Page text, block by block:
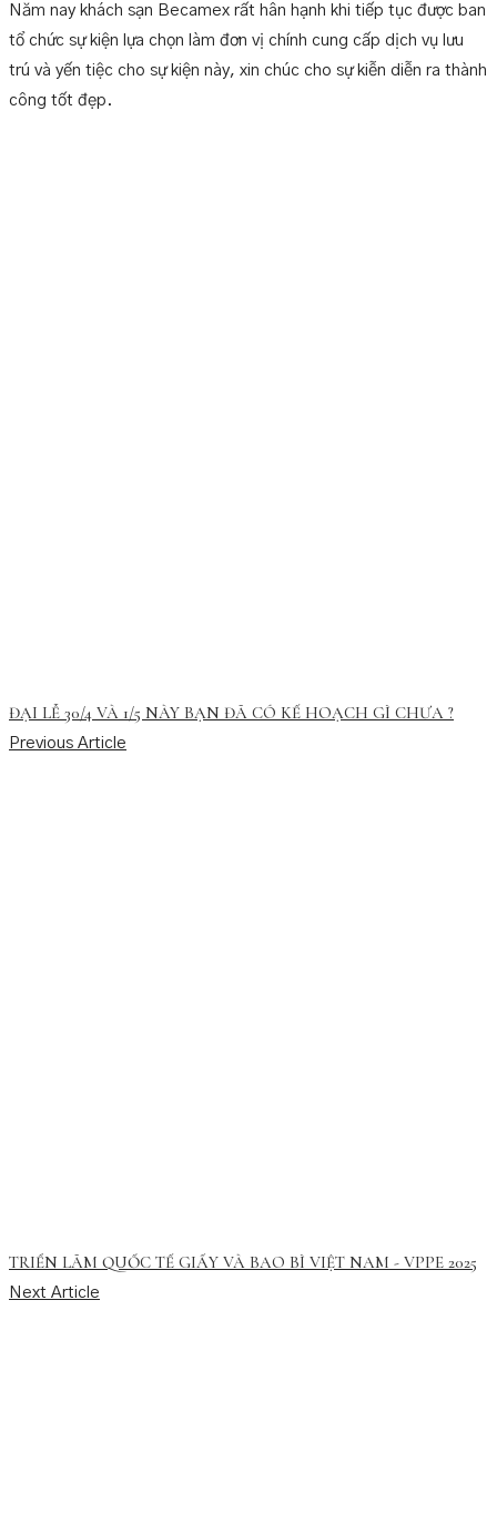
Năm nay khách sạn Becamex rất hân hạnh khi tiếp tục được ban
tổ chức sự kiện lựa chọn làm đơn vị chính cung cấp dịch vụ lưu
trú và yến tiệc cho sự kiện này, xin chúc cho sự kiễn diễn ra thành
công tốt đẹp.
ĐẠI LỄ 30/4 VÀ 1/5 NÀY BẠN ĐÃ CÓ KẾ HOẠCH GÌ CHƯA ?
Previous Article
TRIỂN LÃM QUỐC TẾ GIẤY VÀ BAO BÌ VIỆT NAM - VPPE 2025
Next Article